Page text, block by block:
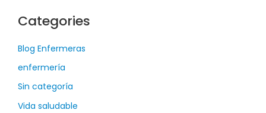
Categories
Blog Enfermeras
enfermería
Sin categoría
Vida saludable